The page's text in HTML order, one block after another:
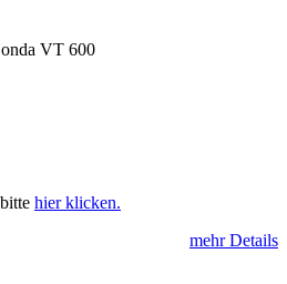
VT 600
hier klicken.
mehr Details